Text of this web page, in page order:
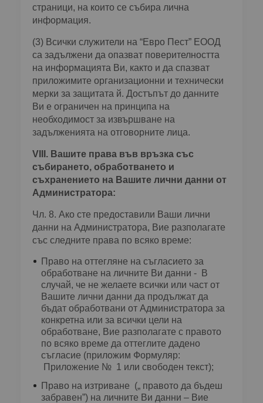
страници, на които се събира лична
информация.
(3) Всички служители на “Евро Пест” ЕООД
са задължени да опазват поверителността
на информацията Ви, както и да спазват
приложимите организационни и технически
мерки за защитата й. Достъпът до данните
Ви е ограничен на принципа на
необходимост за извършване на
задълженията на отговорните лица.
VІІІ. Вашите права във връзка със
събирането, обработването и
съхранението на Вашите лични данни от
Администратора:
Чл. 8. Ако сте предоставили Ваши лични
данни на Администратора, Вие разполагате
със следните права по всяко време:
Право на оттегляне на съгласието за
обработване на личните Ви данни - В
случай, че не желаете всички или част от
Вашите лични данни да продължат да
бъдат обработвани от Администратора за
конкретна или за всички цели на
обработване, Вие разполагате с правото
по всяко време да оттеглите дадено
съгласие (приложим Формуляр:
Приложение № 1 или свободен текст);
Право на изтриване („ правото да бъдеш
забравен”) на личните Ви данни – Вие